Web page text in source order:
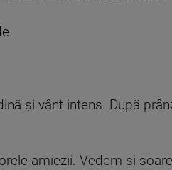
și vânt intens. După
amiezii. Vedem și